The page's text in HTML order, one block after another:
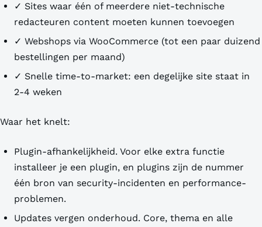
✓ Sites waar één of meerdere niet-technische
redacteuren content moeten kunnen toevoegen
✓ Webshops via WooCommerce (tot een paar duizend
bestellingen per maand)
✓ Snelle time-to-market: een degelijke site staat in
2-4 weken
Waar het knelt:
Plugin-afhankelijkheid. Voor elke extra functie
installeer je een plugin, en plugins zijn de nummer
één bron van security-incidenten en performance-
problemen.
Updates vergen onderhoud. Core, thema en alle